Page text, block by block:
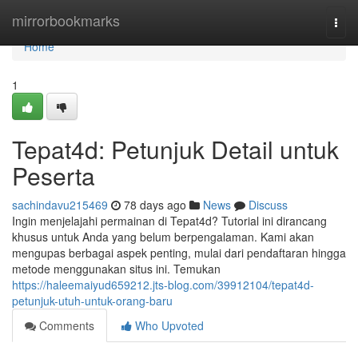
mirrorbookmarks
Home
Home
1
Tepat4d: Petunjuk Detail untuk
Peserta
sachindavu215469 78 days ago News
Discuss
Ingin menjelajahi permainan di Tepat4d? Tutorial ini dirancang
khusus untuk Anda yang belum berpengalaman. Kami akan
mengupas berbagai aspek penting, mulai dari pendaftaran hingga
metode menggunakan situs ini. Temukan
https://haleemaiyud659212.jts-blog.com/39912104/tepat4d-
petunjuk-utuh-untuk-orang-baru
Comments
Who Upvoted